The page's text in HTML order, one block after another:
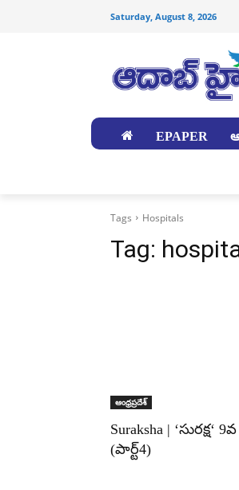
Saturday, August 8, 2026
EPAPER
Tags Hospitals
Tag:
ఆంధ్రప్రదేశ్
Suraksha |
(పార్ట్4)